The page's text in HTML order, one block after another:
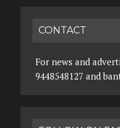
CONTACT
For news and
9448548127 and